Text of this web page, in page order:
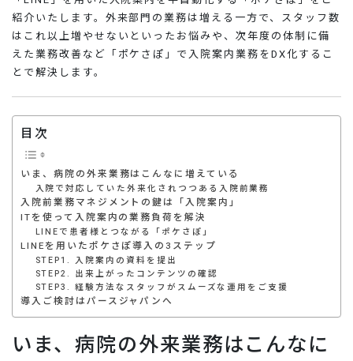
紹介いたします。外来部門の業務は増える一方で、スタッフ数
はこれ以上増やせないといったお悩みや、次年度の体制に備
えた業務改善など「ポケさぽ」で入院案内業務をDX化するこ
とで解決します。
目次
いま、病院の外来業務はこんなに増えている
入院で対応していた外来化されつつある入院前業務
入院前業務マネジメントの鍵は「入院案内」
ITを使って入院案内の業務負荷を解決
LINEで患者様とつながる「ポケさぽ」
LINEを用いたポケさぽ導入の3ステップ
STEP1. 入院案内の資料を提出
STEP2. 出来上がったコンテンツの確認
STEP3. 経験方法なスタッフがスムーズな運用をご支援
導入ご検討はパースジャパンへ
いま、病院の外来業務はこんなに